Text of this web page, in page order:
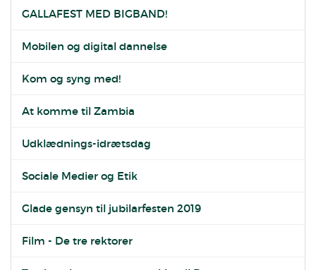
GALLAFEST MED BIGBAND!
Mobilen og digital dannelse
Kom og syng med!
At komme til Zambia
Udklædnings-idrætsdag
Sociale Medier og Etik
Glade gensyn til jubilarfesten 2019
Film - De tre rektorer